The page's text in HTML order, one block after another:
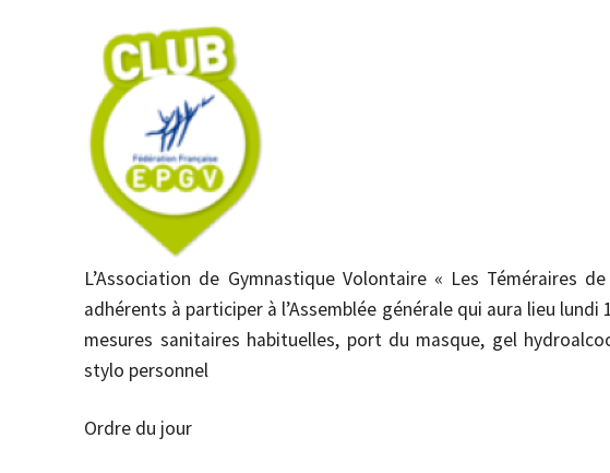
L’Association de Gymnastique Volontaire « Les Téméraires
adhérents à participer à l’Assemblée générale qui aura lieu
mesures sanitaires habituelles, port du masque, gel
stylo personnel
Ordre du jour